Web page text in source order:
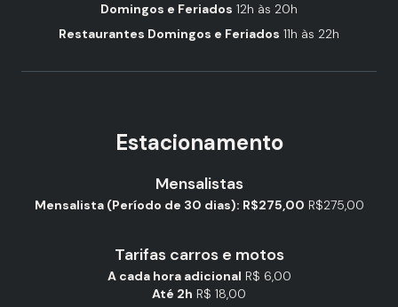
Domingos e Feriados 12h às 20h
Restaurantes Domingos e Feriados 11h às 22h
Estacionamento
Mensalistas
Mensalista (Período de 30 dias): R$275,00 R$275,00
Tarifas carros e motos
A cada hora adicional R$ 6,00
Até 2h R$ 18,00